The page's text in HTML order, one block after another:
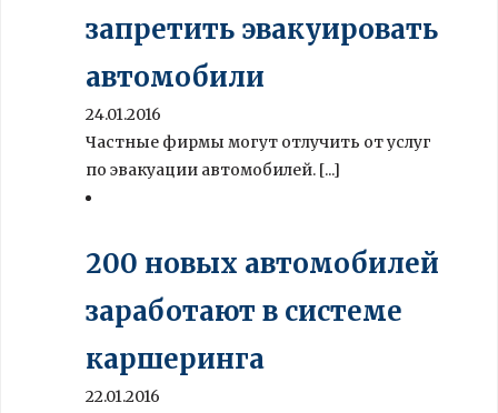
запретить эвакуировать
автомобили
24.01.2016
Частные фирмы могут отлучить от услуг
по эвакуации автомобилей. [...]
200 новых автомобилей
заработают в системе
каршеринга
22.01.2016